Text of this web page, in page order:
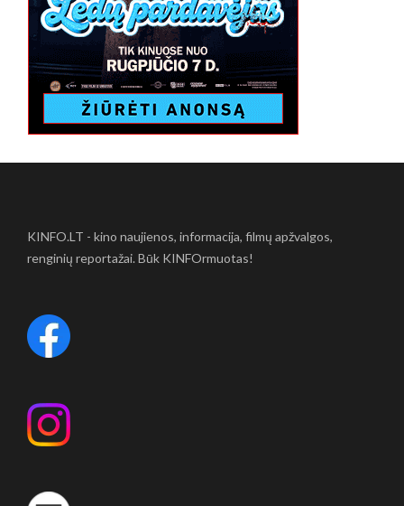
KINFO.LT - kino naujienos, informacija, filmų apžvalgos,
renginių reportažai. Būk KINFOrmuotas!